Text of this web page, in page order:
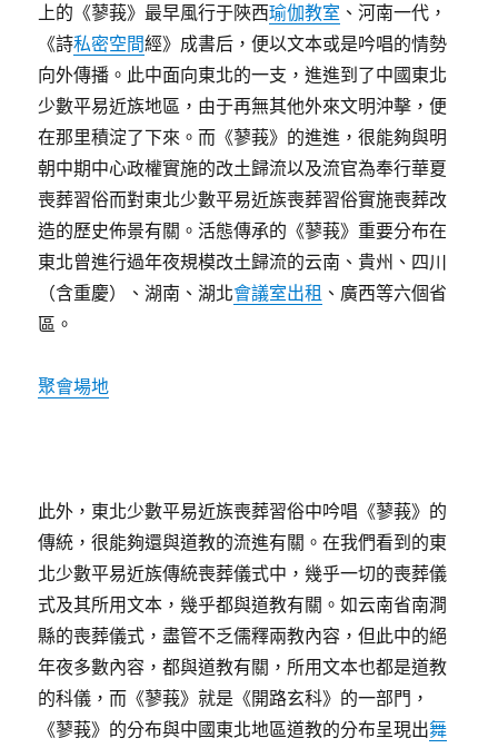
上的《蓼莪》最早風行于陜西瑜伽教室 、河南一代，
《詩私密空間經》成書后，便以文本或是吟唱的情勢
向外傳播。此中面向東北的一支，進進到了中國東北
少數平易近族地區，由于再無其他外來文明沖擊，便
在那里積淀了下來。而《蓼莪》的進進，很能夠與明
朝中期中心政權實施的改土歸流以及流官為奉行華夏
喪葬習俗而對東北少數平易近族喪葬習俗實施喪葬改
造的歷史佈景有關。活態傳承的《蓼莪》重要分布在
東北曾進行過年夜規模改土歸流的云南、貴州、四川
（含重慶）、湖南、湖北會議室出租 、廣西等六個省
區。
聚會場地
此外，東北少數平易近族喪葬習俗中吟唱《蓼莪》的
傳統，很能夠還與道教的流進有關。在我們看到的東
北少數平易近族傳統喪葬儀式中，幾乎一切的喪葬儀
式及其所用文本，幾乎都與道教有關。如云南省南澗
縣的喪葬儀式，盡管不乏儒釋兩教內容，但此中的絕
年夜多數內容，都與道教有關，所用文本也都是道教
的科儀，而《蓼莪》就是《開路玄科》的一部門，
《蓼莪》的分布與中國東北地區道教的分布呈現出舞